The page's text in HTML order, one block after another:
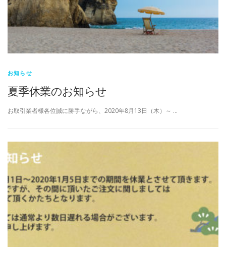
お知らせ
夏季休業のお知らせ
お取引業者様各位誠に勝手ながら、2020年8月13日（木）～ …